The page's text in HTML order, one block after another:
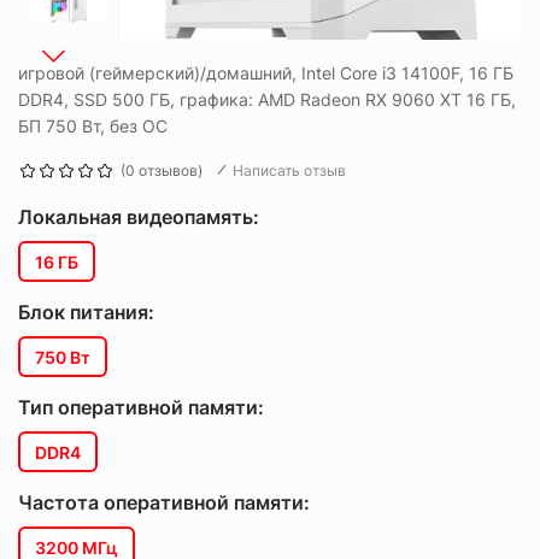
игровой (геймерский)/домашний, Intel Core i3 14100F, 16 ГБ
DDR4, SSD 500 ГБ, графика: AMD Radeon RX 9060 XT 16 ГБ,
БП 750 Вт, без ОС
(0 отзывов) Написать отзыв
Локальная видеопамять:
16 ГБ
Блок питания:
750 Вт
Тип оперативной памяти:
DDR4
Частота оперативной памяти:
3200 МГц